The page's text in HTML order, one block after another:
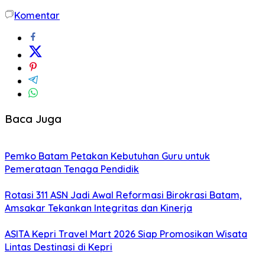
Komentar
Baca Juga
Pemko Batam Petakan Kebutuhan Guru untuk
Pemerataan Tenaga Pendidik
Rotasi 311 ASN Jadi Awal Reformasi Birokrasi Batam,
Amsakar Tekankan Integritas dan Kinerja
ASITA Kepri Travel Mart 2026 Siap Promosikan Wisata
Lintas Destinasi di Kepri